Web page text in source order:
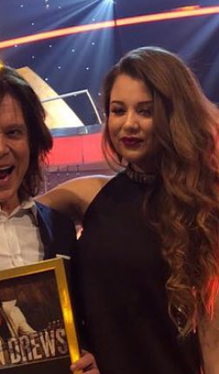
Stars
Filme & Serien
Lifestyle
Familie & Liebe
Exklusiv
auf Promiflash
Jobs
runterladen
Team